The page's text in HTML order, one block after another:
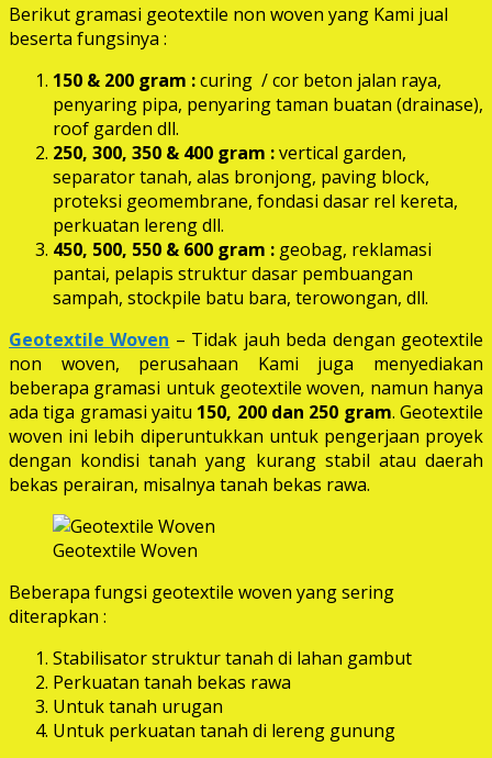
Berikut gramasi geotextile non woven yang Kami jual
beserta fungsinya :
150 & 200 gram :curing / cor beton jalan raya,
penyaring pipa, penyaring taman buatan (drainase),
roof garden dll.
250, 300, 350 & 400 gram :vertical garden,
separator tanah, alas bronjong, paving block,
proteksi geomembrane, fondasi dasar rel kereta,
perkuatan lereng dll.
450, 500, 550 & 600 gram : geobag, reklamasi
pantai, pelapis struktur dasar pembuangan
sampah, stockpile batu bara, terowongan, dll.
Geotextile Woven – Tidak jauh beda dengan geotextile
non woven, perusahaan Kami juga menyediakan
beberapa gramasi untuk geotextile woven, namun hanya
ada tiga gramasi yaitu 150, 200 dan 250 gram. Geotextile
woven ini lebih diperuntukkan untuk pengerjaan proyek
dengan kondisi tanah yang kurang stabil atau daerah
bekas perairan, misalnya tanah bekas rawa.
Geotextile Woven
Beberapa fungsi geotextile woven yang sering
diterapkan :
Stabilisator struktur tanah di lahan gambut
Perkuatan tanah bekas rawa
Untuk tanah urugan
Untuk perkuatan tanah di lereng gunung